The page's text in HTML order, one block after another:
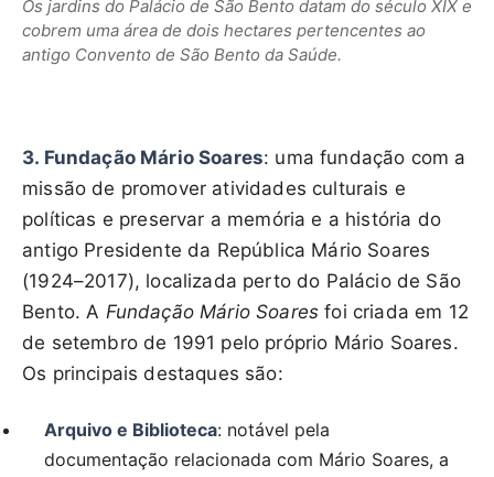
Os jardins do Palácio de São Bento datam do século XIX e
cobrem uma área de dois hectares pertencentes ao
antigo Convento de São Bento da Saúde.
3. Fundação Mário Soares: uma fundação com a
missão de promover atividades culturais e
políticas e preservar a memória e a história do
antigo Presidente da República Mário Soares
(1924–2017), localizada perto do Palácio de São
Bento. A Fundação Mário Soares foi criada em 12
de setembro de 1991 pelo próprio Mário Soares.
Os principais destaques são:
Arquivo e Biblioteca: notável pela
documentação relacionada com Mário Soares, a